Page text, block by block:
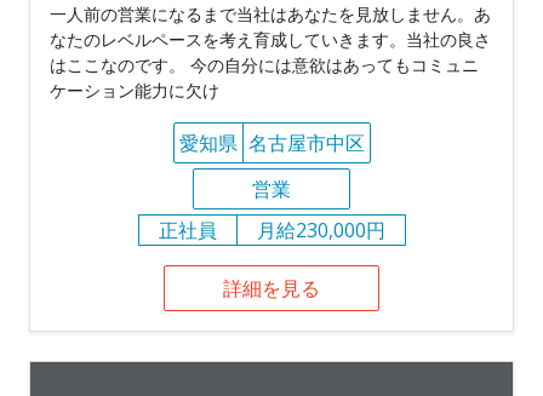
一人前の営業になるまで当社はあなたを見放しません。あ
なたのレベルペースを考え育成していきます。当社の良さ
はここなのです。 今の自分には意欲はあってもコミュニ
ケーション能力に欠け
愛知県 名古屋市中区
営業
正社員
月給230,000円
詳細を見る